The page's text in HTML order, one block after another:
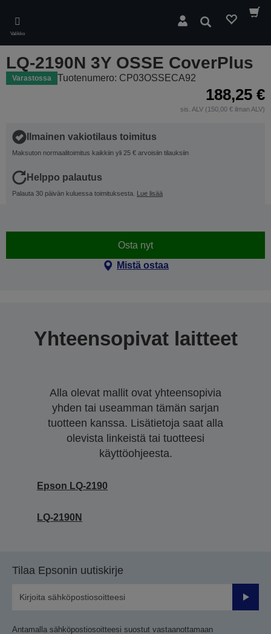
main
content
Valikko
Hae
LQ-2190N 3Y OSSE CoverPlus
Varastossa Tuotenumero: CP03OSSECA92
188,25 €
sis. ALV (150,00 € ilman ALV)
Ilmainen vakiotilaus toimitus
Maksuton normaalitoimitus kaikkiin yli 25 € arvoisiin tilauksiin
Helppo palautus
Palauta 30 päivän kuluessa toimituksesta. Lue lisää
Osta nyt
Mistä ostaa
Yhteensopivat laitteet
Alla olevat mallit ovat yhteensopivia
yhden tai useamman tämän sarjan
tuotteen kanssa. Lisätietoja saat alla
olevista linkeistä tai tuotteesi
käyttöohjeesta.
Epson LQ-2190
LQ-2190N
Tilaa Epsonin uutiskirje
Lähetä
Antamalla sähköpostiosoitteesi suostut vastaanottamaan